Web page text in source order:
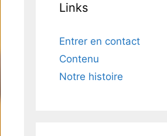
Links
Entrer en contact
Contenu
Notre histoire